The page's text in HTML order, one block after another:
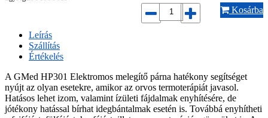
Kosárba
Leírás
Szállítás
Értékelés
A GMed HP301 Elektromos melegítő párna hatékony segítséget
nyújt az olyan esetekre, amikor az orvos termoterápiát javasol.
Hatásos lehet izom, valamint ízületi fájdalmak enyhítésére, de
jótékony hatással bírhat idegbántalmak esetén is. Továbbá enyhítheti